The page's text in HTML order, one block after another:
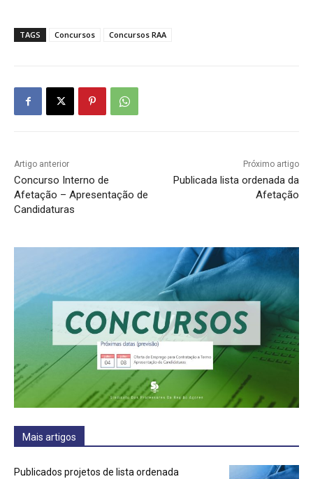
TAGS Concursos Concursos RAA
Artigo anterior
Concurso Interno de
Afetação – Apresentação de
Candidaturas
Próximo artigo
Publicada lista ordenada da
Afetação
Mais artigos
Publicados projetos de lista ordenada